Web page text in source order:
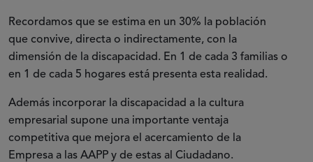
Recordamos que se estima en un 30% la población
que convive, directa o indirectamente, con la
dimensión de la discapacidad. En 1 de cada 3 familias o
en 1 de cada 5 hogares está presenta esta realidad.
Además incorporar la discapacidad a la cultura
empresarial supone una importante ventaja
competitiva que mejora el acercamiento de la
Empresa a las AAPP y de estas al Ciudadano.